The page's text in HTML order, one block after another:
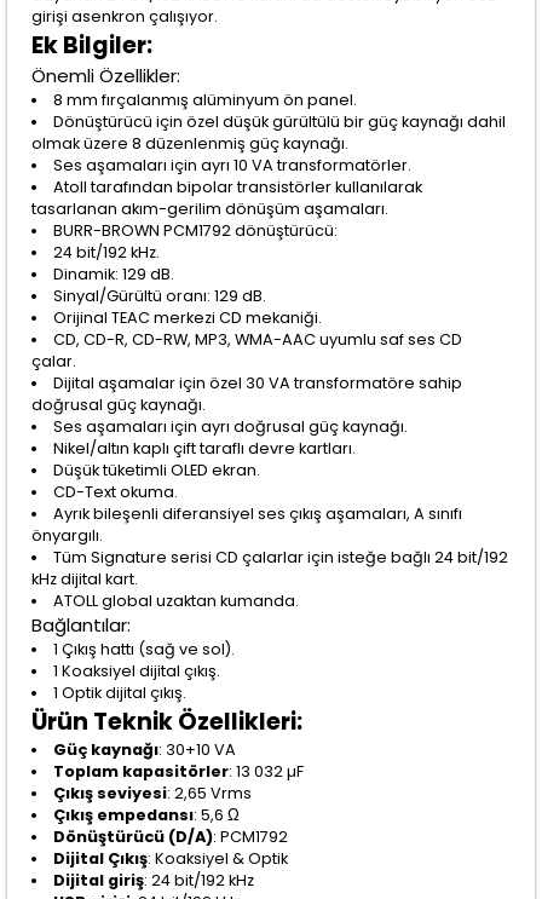
girişi asenkron çalışıyor.
Ek Bilgiler:
Önemli Özellikler:
8 mm fırçalanmış alüminyum ön panel.
Dönüştürücü için özel düşük gürültülü bir güç kaynağı dahil
olmak üzere 8 düzenlenmiş güç kaynağı.
Ses aşamaları için ayrı 10 VA transformatörler.
Atoll tarafından bipolar transistörler kullanılarak
tasarlanan akım-gerilim dönüşüm aşamaları.
BURR-BROWN PCM1792 dönüştürücü:
24 bit/192 kHz.
Dinamik: 129 dB.
Sinyal/Gürültü oranı: 129 dB.
Orijinal TEAC merkezi CD mekaniği.
CD, CD-R, CD-RW, MP3, WMA-AAC uyumlu saf ses CD
çalar.
Dijital aşamalar için özel 30 VA transformatöre sahip
doğrusal güç kaynağı.
Ses aşamaları için ayrı doğrusal güç kaynağı.
Nikel/altın kaplı çift taraflı devre kartları.
Düşük tüketimli OLED ekran.
CD-Text okuma.
Ayrık bileşenli diferansiyel ses çıkış aşamaları, A sınıfı
önyargılı.
Tüm Signature serisi CD çalarlar için isteğe bağlı 24 bit/192
kHz dijital kart.
ATOLL global uzaktan kumanda.
Bağlantılar:
1 Çıkış hattı (sağ ve sol).
1 Koaksiyel dijital çıkış.
1 Optik dijital çıkış.
Ürün Teknik Özellikleri:
Güç kaynağı: 30+10 VA
Toplam kapasitörler: 13 032 µF
Çıkış seviyesi: 2,65 Vrms
Çıkış empedansı: 5,6 Ω
Dönüştürücü (D/A): PCM1792
Dijital Çıkış: Koaksiyel & Optik
Dijital giriş: 24 bit/192 kHz